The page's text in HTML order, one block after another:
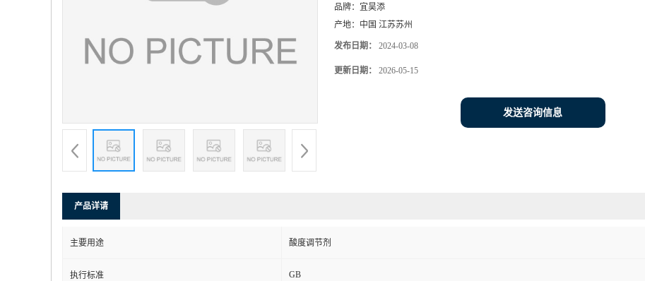
品牌： 宜昊添
产地： 中国 江苏苏州
发布日期： 2024-03-08
更新日期： 2026-05-15
发送咨询信息
产品详请
主要用途 酸度调节剂
执行标准 GB